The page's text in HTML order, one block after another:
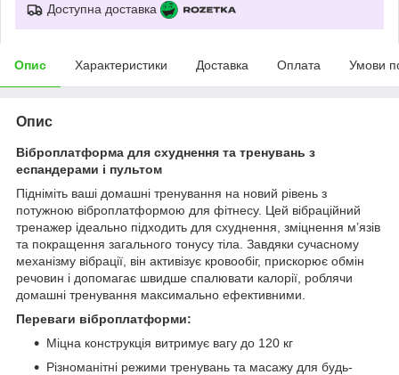
Доступна доставка
Опис Характеристики Доставка Оплата Умови
Опис
Віброплатформа для схуднення та тренувань з
еспандерами і пультом
Підніміть ваші домашні тренування на новий рівень з
потужною віброплатформою для фітнесу. Цей вібраційний
тренажер ідеально підходить для схуднення, зміцнення м’язів
та покращення загального тонусу тіла. Завдяки сучасному
механізму вібрації, він активізує кровообіг, прискорює обмін
речовин і допомагає швидше спалювати калорії, роблячи
домашні тренування максимально ефективними.
Переваги віброплатформи:
Міцна конструкція витримує вагу до 120 кг
Різноманітні режими тренувань та масажу для будь-